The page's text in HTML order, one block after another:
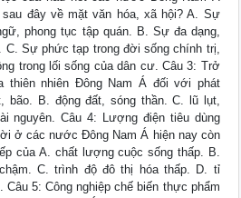
sau đây về mặt văn hóa, xã hội? A. Sự
phong tục tập quán. B. Sự đa dạng,
C. Sự phức tạp trong đời sống chính trị,
trong lối sống của dân cư. Câu 3: Trở
thiên nhiên Đông Nam Á đối với phát
bão. B. động đất, sóng thần. C. lũ lụt,
nguyên. Câu 4: Lượng điện tiêu dùng
ở các nước Đông Nam Á hiện nay còn
của A. chất lượng cuộc sống thấp. B.
C. trình độ đô thị hóa thấp. D. tỉ
Câu 5: Công nghiệp chế biến thực phẩm